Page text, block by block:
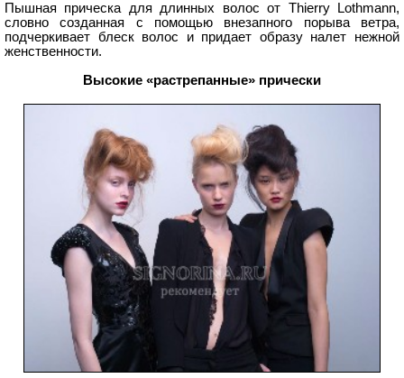
Пышная прическа для длинных волос от Thierry Lothmann,
словно созданная с помощью внезапного порыва ветра,
подчеркивает блеск волос и придает образу налет нежной
женственности.
Высокие «растрепанные» прически